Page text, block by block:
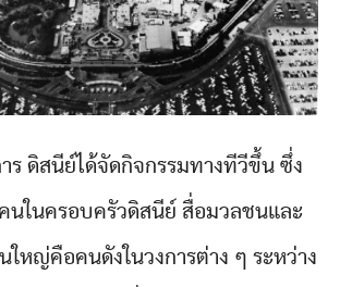
ร ดิสนีย์ได้จัดกิจกรรมทางทีวีขึ้น ซึ่ง
คนในครอบครัวดิสนีย์ สื่อมวลชนและ
หญ่คือคนดังในวงการต่าง ๆ ระหว่าง